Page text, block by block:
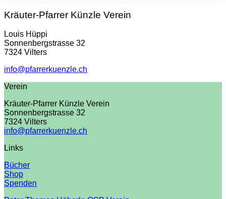
Kräuter-Pfarrer Künzle Verein
Louis Hüppi
Sonnenbergstrasse 32
7324 Vilters
info@pfarrerkuenzle.ch
Verein
Kräuter-Pfarrer Künzle Verein
Sonnenbergstrasse 32
7324 Vilters
info@pfarrerkuenzle.ch
Links
Bücher
Shop
Spenden